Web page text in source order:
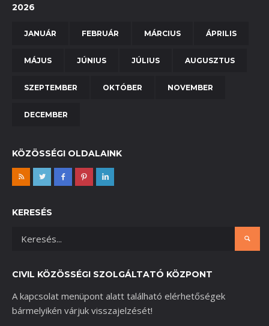
2026
JANUÁR FEBRUÁR MÁRCIUS ÁPRILIS
MÁJUS JÚNIUS JÚLIUS AUGUSZTUS
SZEPTEMBER OKTÓBER NOVEMBER
DECEMBER
KÖZÖSSÉGI OLDALAINK
KERESÉS
CIVIL KÖZÖSSÉGI SZOLGÁLTATÓ KÖZPONT
A kapcsolat menüpont alatt található elérhetőségek
bármelyikén várjuk visszajelzését!